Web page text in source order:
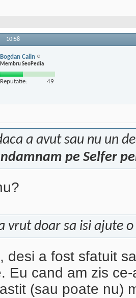
10:58
Bogdan Calin
Membru SeoPedia
Reputatie: 49
a avut sau nu un
pe Selfer
vrut doar sa isi ajute
desi a fost sfatuit
Eu cand am zis
(sau poate nu)